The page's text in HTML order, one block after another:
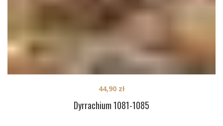
Dyrrachium 1081-1085
44,90 zł